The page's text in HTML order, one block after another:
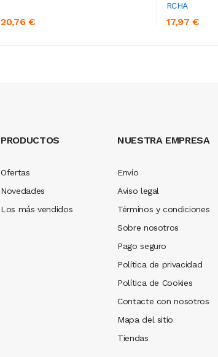
20,76 €
RCHA
17,97 €
PRODUCTOS
Ofertas
Novedades
Los más vendidos
NUESTRA EMPRESA
Envío
Aviso legal
Términos y condiciones
Sobre nosotros
Pago seguro
Política de privacidad
Política de Cookies
Contacte con nosotros
Mapa del sitio
Tiendas